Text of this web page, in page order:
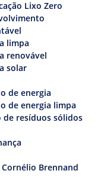
Lixo Zero
limpa
renovável
solar
de energia
de energia limpa
de resíduos sólidos
Brennand